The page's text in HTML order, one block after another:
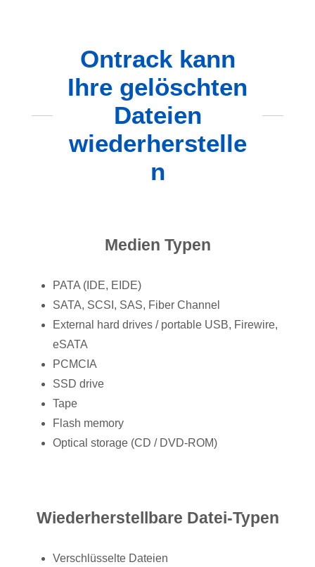
Ontrack kann
Ihre gelöschten
Dateien
wiederherstelle
n
Medien Typen
PATA (IDE, EIDE)
SATA, SCSI, SAS, Fiber Channel
External hard drives / portable USB, Firewire,
eSATA
PCMCIA
SSD drive
Tape
Flash memory
Optical storage (CD / DVD-ROM)
Wiederherstellbare Datei-Typen
Verschlüsselte Dateien